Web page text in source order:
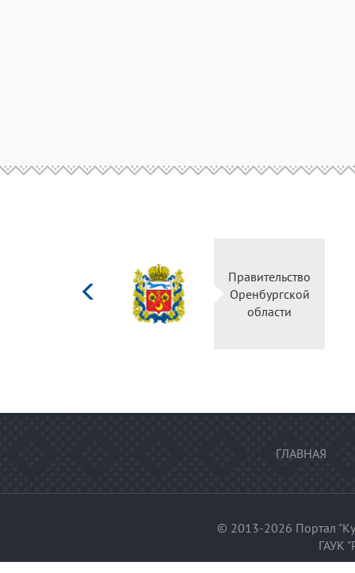
Министерство
культуры
Российской
федерации
ГЛАВНАЯ
© 2013-2026 Портал
ГАУК